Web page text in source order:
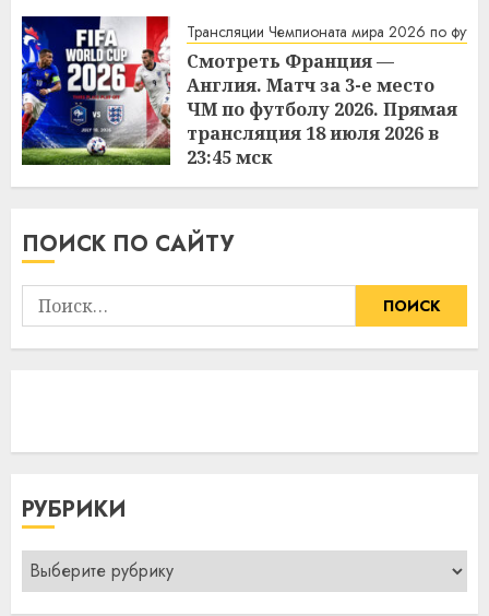
Трансляции Чемпионата мира 2026 по
Смотреть Франция —
Англия. Матч за 3-е место
ЧМ по футболу 2026. Прямая
трансляция 18 июля 2026 в
23:45 мск
10:51 19.07.2026
ПОИСК ПО САЙТУ
Найти:
РУБРИКИ
Рубрики